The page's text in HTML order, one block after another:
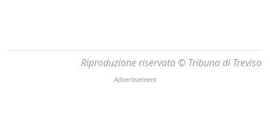
Riproduzione riservata © Tribuna di Treviso